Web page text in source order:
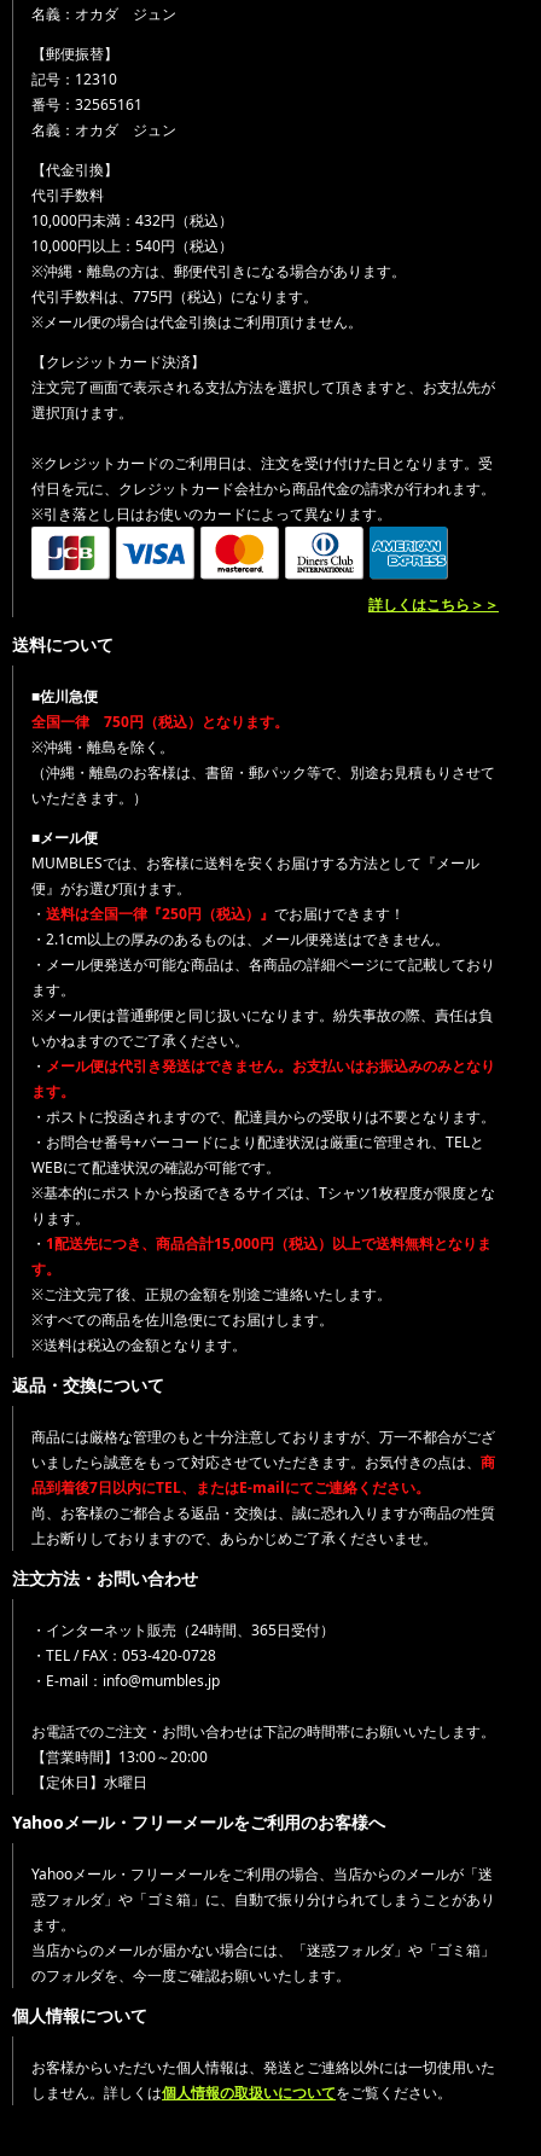
名義：オカダ ジュン
【郵便振替】
記号：12310
番号：32565161
名義：オカダ ジュン
【代金引換】
代引手数料
10,000円未満：432円（税込）
10,000円以上：540円（税込）
※沖縄・離島の方は、郵便代引きになる場合があります。
代引手数料は、775円（税込）になります。
※メール便の場合は代金引換はご利用頂けません。
【クレジットカード決済】
注文完了画面で表示される支払方法を選択して頂きますと、お支払先が
選択頂けます。
※クレジットカードのご利用日は、注文を受け付けた日となります。受
付日を元に、クレジットカード会社から商品代金の請求が行われます。
※引き落とし日はお使いのカードによって異なります。
詳しくはこちら＞＞
送料について
■佐川急便
全国一律 750円（税込）となります。
※沖縄・離島を除く。
（沖縄・離島のお客様は、書留・郵パック等で、別途お見積もりさせて
いただきます。）
■メール便
MUMBLESでは、お客様に送料を安くお届けする方法として『メール
便』がお選び頂けます。
・ 送料は全国一律『250円（税込）』 でお届けできます！
・2.1cm以上の厚みのあるものは、メール便発送はできません。
・メール便発送が可能な商品は、各商品の詳細ページにて記載しており
ます。
※メール便は普通郵便と同じ扱いになります。紛失事故の際、責任は負
いかねますのでご了承ください。
・ メール便は代引き発送はできません。お支払いはお振込みのみとなり
ます。
・ポストに投函されますので、配達員からの受取りは不要となります。
・お問合せ番号+バーコードにより配達状況は厳重に管理され、TELと
WEBにて配達状況の確認が可能です。
※基本的にポストから投函できるサイズは、Tシャツ1枚程度が限度とな
ります。
・ 1配送先につき、商品合計15,000円（税込）以上で送料無料となりま
す。
※ご注文完了後、正規の金額を別途ご連絡いたします。
※すべての商品を佐川急便にてお届けします。
※送料は税込の金額となります。
返品・交換について
商品には厳格な管理のもと十分注意しておりますが、万一不都合がござ
いましたら誠意をもって対応させていただきます。お気付きの点は、 商
品到着後7日以内にTEL、またはE-mailにてご連絡ください。
尚、お客様のご都合よる返品・交換は、誠に恐れ入りますが商品の性質
上お断りしておりますので、あらかじめご了承くださいませ。
注文方法・お問い合わせ
・インターネット販売（24時間、365日受付）
・TEL / FAX：053-420-0728
・E-mail：info@mumbles.jp
お電話でのご注文・お問い合わせは下記の時間帯にお願いいたします。
【営業時間】13:00～20:00
【定休日】水曜日
Yahooメール・フリーメールをご利用のお客様へ
Yahooメール・フリーメールをご利用の場合、当店からのメールが「迷
惑フォルダ」や「ゴミ箱」に、自動で振り分けられてしまうことがあり
ます。
当店からのメールが届かない場合には、「迷惑フォルダ」や「ゴミ箱」
のフォルダを、今一度ご確認お願いいたします。
個人情報について
お客様からいただいた個人情報は、発送とご連絡以外には一切使用いた
しません。詳しくは個人情報の取扱いについてをご覧ください。